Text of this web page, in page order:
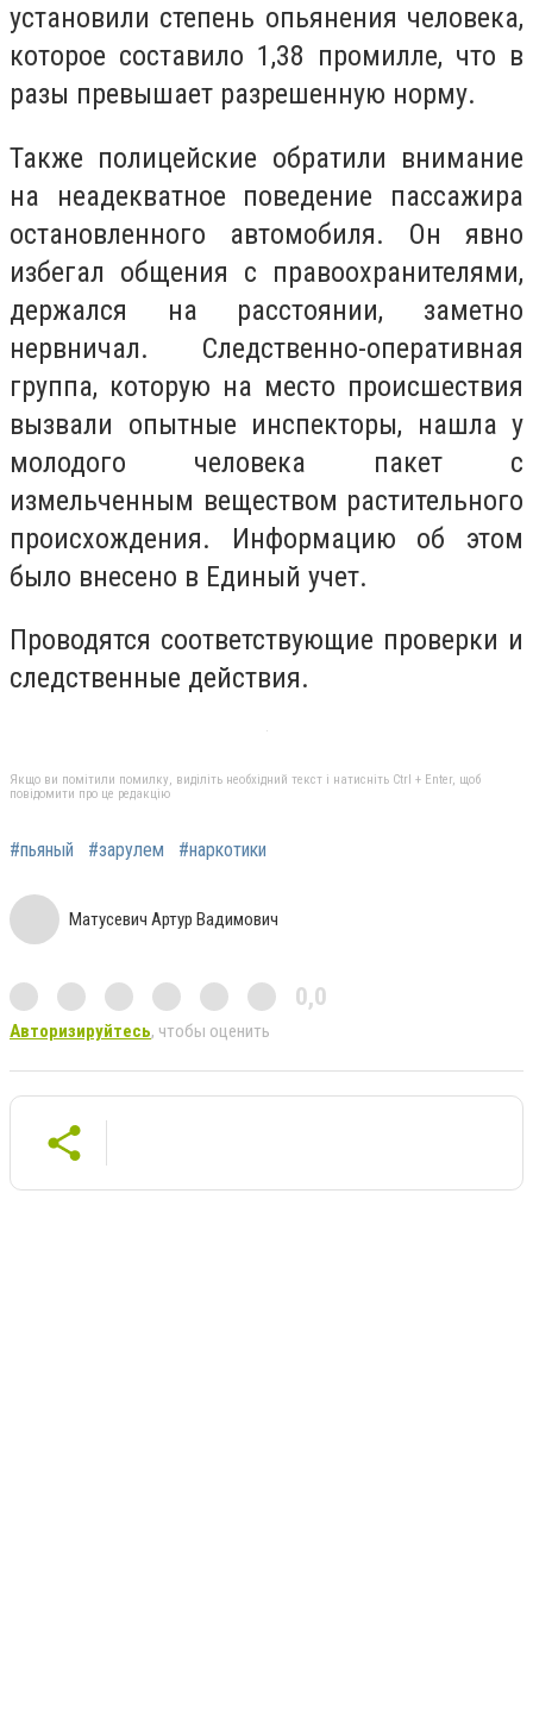
установили степень опьянения человека,
которое составило 1,38 промилле, что в
разы превышает разрешенную норму.
Также полицейские обратили внимание
на неадекватное поведение пассажира
остановленного автомобиля. Он явно
избегал общения с правоохранителями,
держался на расстоянии, заметно
нервничал. Следственно-оперативная
группа, которую на место происшествия
вызвали опытные инспекторы, нашла у
молодого человека пакет с
измельченным веществом растительного
происхождения. Информацию об этом
было внесено в Единый учет.
Проводятся соответствующие проверки и
следственные действия.
Якщо ви помітили помилку, виділіть необхідний текст і натисніть Ctrl + Enter, щоб
повідомити про це редакцію
#пьяный #зарулем #наркотики
Матусевич Артур Вадимович
0,0
Авторизируйтесь, чтобы оценить